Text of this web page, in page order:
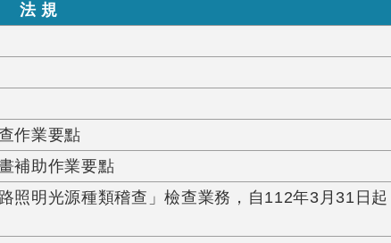
法 規
作業要點
補助作業要點
照明光源種類稽查」檢查業務，自112年3月31日起